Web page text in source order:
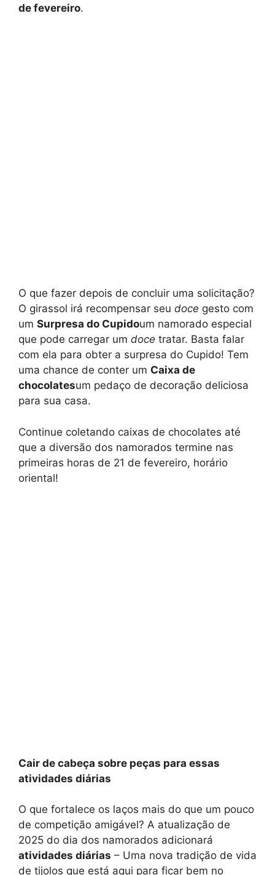
de fevereiro.
O que fazer depois de concluir uma solicitação?
O girassol irá recompensar seu doce gesto com
um Surpresa do Cupidoum namorado especial
que pode carregar um doce tratar. Basta falar
com ela para obter a surpresa do Cupido! Tem
uma chance de conter um Caixa de
chocolatesum pedaço de decoração deliciosa
para sua casa.
Continue coletando caixas de chocolates até
que a diversão dos namorados termine nas
primeiras horas de 21 de fevereiro, horário
oriental!
Cair de cabeça sobre peças para essas
atividades diárias
O que fortalece os laços mais do que um pouco
de competição amigável? A atualização de
2025 do dia dos namorados adicionará
atividades diárias – Uma nova tradição de vida
de tijolos que está aqui para ficar bem no